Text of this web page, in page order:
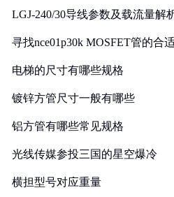
LGJ-240/30导线参数及载流量解
寻找nce01p30k MOSFET管的合
电梯的尺寸有哪些规格
镀锌方管尺寸一般有哪些
铝方管有哪些常见规格
光线传媒参投三国的星空爆冷
横担型号对应重量